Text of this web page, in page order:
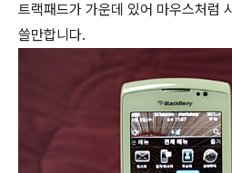
트랙패드가 가운데 있어 마우스처럼
쓸만합니다.